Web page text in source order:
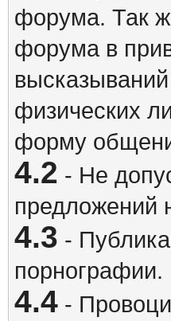
форума. Так
форума в
физических
форму
4.2 - Не
предложений
4.3 -
порнографии.
4.4-